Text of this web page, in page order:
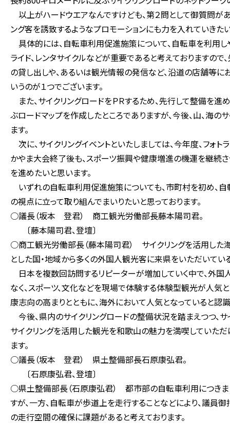
以上がハードウエアなんですけども、第２問として御質問が
ング客を誘致するようなプロモーションにも力を入れていきた
具体的には、自転車利用促進施策について、自転車を利用し
ライド、レンタサイクルなどが重要であると考えておりますの
の貸し出しや、あるいは観光情報の発信など、沿道の店舗等
いうのが１つでございます。
また、サイクリングロードをＰＲするため、先行して整備を
ぶロードマップを作成したところでありますが、今後、山、海
ます。
次に、サイクリングイベントといたしましては、今年度、フォ
かやま大会終了後も、スポーツ振興や健康増進の機運を継続
を進めたいと思います。
いずれの自転車利用促進施策についても、市町村を初め、
の視点に立って取り組んでまいりたいと思っております。
○議長（坂本 登君） 商工観光労働部長藤本陽司君。
〔藤本陽司君、登壇〕
○商工観光労働部長（藤本陽司君） サイクリングを活用した
とした国・地域から多くの外国人観光客に来県をいただいてい
日本を複数回訪問するリピーターが増加していく中で、外
なく、スポーツ、文化などを現場で体験する体験型観光が人気
康志向の高まりとともに、海外において人気となっていると認識
今後、県内のサイクリングロードの整備状況を踏まえつつ、
サイクリングを活用した観光を和歌山の魅力を満喫していた
ます。
○議長（坂本 登君） 県土整備部長石原康弘君。
〔石原康弘君、登壇〕
○県土整備部長（石原康弘君） 都市部の自転車利用につきま
すが、一方、自転車が歩道上を走行することなどにより、議
の走行空間の確保に課題があると考えております。